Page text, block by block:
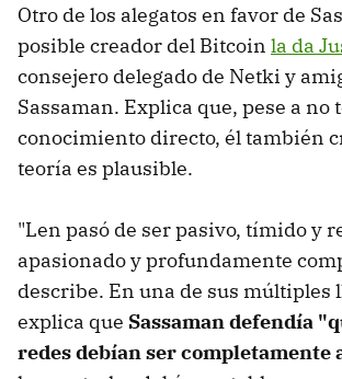
Otro de los alegatos en favor de
posible creador del Bitcoin la da
consejero delegado de Netki y
Sassaman. Explica que, pese a no
conocimiento directo, él también
teoría es plausible.
"Len pasó de ser pasivo, tímido y
apasionado y profundamente
describe. En una de sus múltiples
explica que Sassaman defendía
redes debían ser completamente